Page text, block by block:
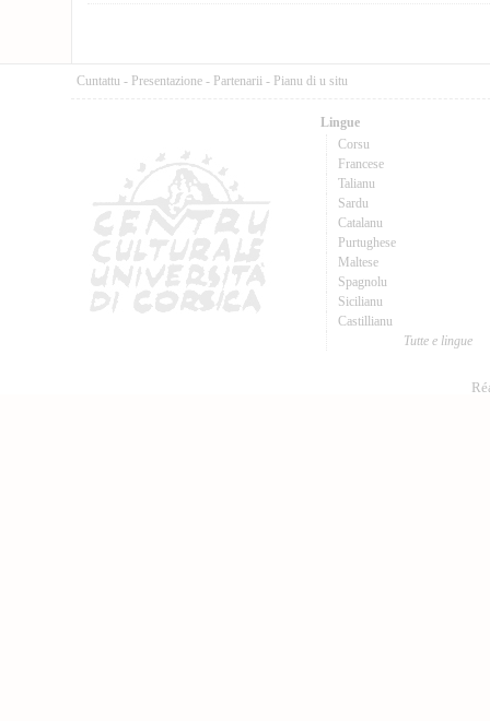
Cuntattu - Presentazione - Partenarii - Pianu di u situ
Lingue
Corsu
Francese
Talianu
Sardu
Catalanu
Purtughese
Maltese
Spagnolu
Sicilianu
Castillianu
Tutte e lingue